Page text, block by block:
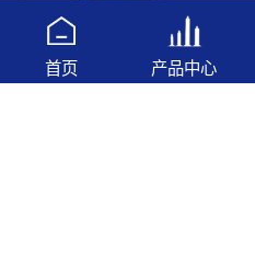
查看更多
首页 产品中心